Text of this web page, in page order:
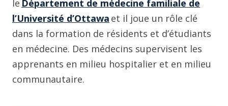
le Département de médecine familiale de
l’Université d’Ottawa et il joue un rôle clé
dans la formation de résidents et d’étudiants
en médecine. Des médecins supervisent les
apprenants en milieu hospitalier et en milieu
communautaire.